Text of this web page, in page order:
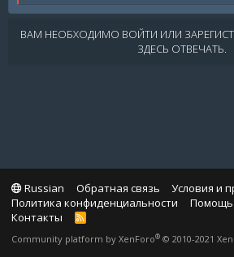
a
c
t
ВАМ НЕОБХОДИМО ВОЙТИ ИЛИ
ЗДЕСЬ ОТВЕЧАТЬ.
Russian Обратная связь
Условия и
Политика конфиденциальности
Помощь
Контакты
R
S
Community platform by XenForo® © 2010-2021